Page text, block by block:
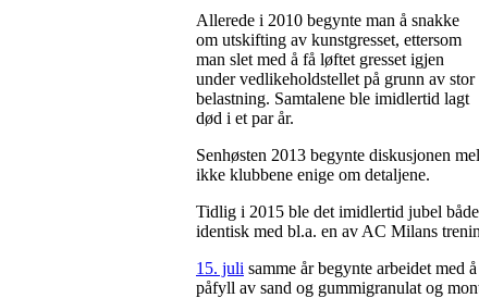
Allerede i 2010 begynte man å snakke
om utskifting av kunstgresset, ettersom
man slet med å få løftet gresset igjen
under vedlikeholdstellet på grunn av stor
belastning. Samtalene ble imidlertid lagt
død i et par år.
Senhøsten 2013 begynte diskusjonen
ikke klubbene enige om detaljene.
Tidlig i 2015 ble det imidlertid jubel
identisk med bl.a. en av AC Milans
15. juli samme år begynte arbeidet med
påfyll av sand og gummigranulat og